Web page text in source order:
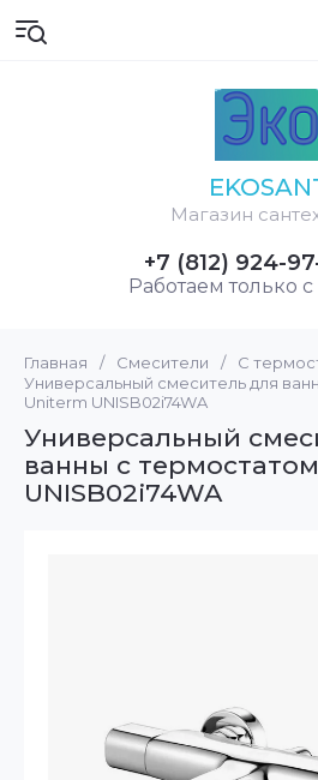
Магазин
+7 (812) 924-
Работаем только
Главная / Смесители / С
Универсальный смеситель для
Uniterm UNISB02i74WA
Универсальный
ванны с
UNISB02i74WA